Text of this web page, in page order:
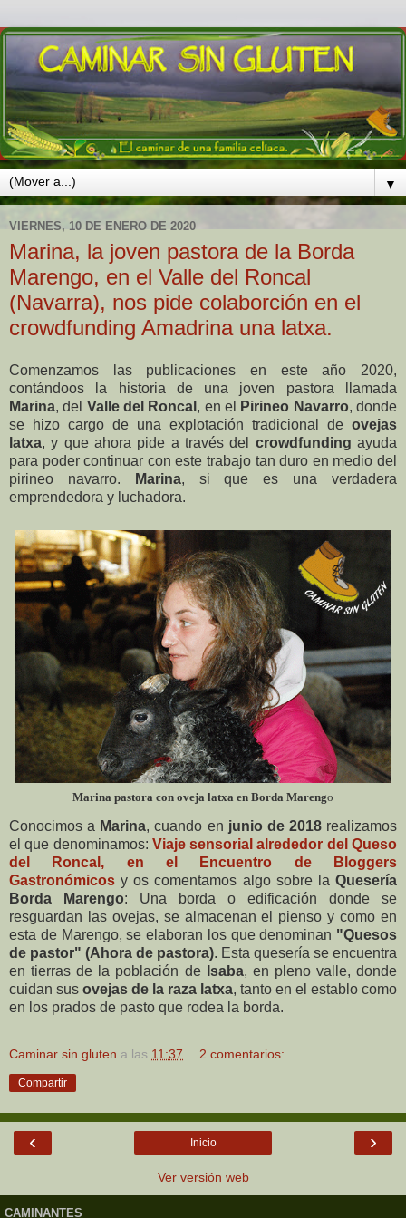
▼
VIERNES, 10 DE ENERO DE 2020
Marina, la joven pastora de la Borda
Marengo, en el Valle del Roncal
(Navarra), nos pide colaborción en el
crowdfunding Amadrina una latxa.
Comenzamos las publicaciones en este año 2020,
contándoos la historia de una joven pastora llamada
Marina, del Valle del Roncal , en el Pirineo Navarro, donde
se hizo cargo de una explotación tradicional de ovejas
latxa, y que ahora pide a través del crowdfunding ayuda
para poder continuar con este trabajo tan duro en medio del
pirineo navarro.
Marina, si que es una verdadera
emprendedora y luchadora.
Marina pastora con oveja latxa en Borda Marengo
Conocimos a Marina, cuando en junio de 2018realizamos
el que denominamos: Viaje sensorial alrededor del Queso
del Roncal, en el Encuentro de Bloggers
Gastronómicos y os comentamos algo sobre la Quesería
Borda Marengo: Una borda o edificación donde se
resguardan las ovejas, se almacenan el pienso y como en
esta de Marengo, se elaboran los que denominan "Quesos
de pastor" (Ahora de pastora). Esta quesería se encuentra
en tierras de la población de Isaba, en pleno valle, donde
cuidan sus ovejas de la raza latxa, tanto en el establo como
en los prados de pasto que rodea la borda.
Caminar sin gluten a las 11:37 2 comentarios:
Compartir
‹ ›
Inicio
Ver versión web
CAMINANTES